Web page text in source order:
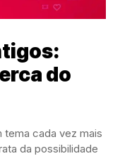
do
tema cada vez mais
da possibilidade